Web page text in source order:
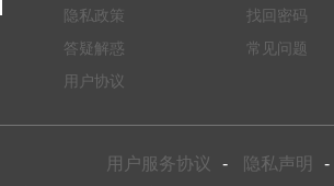
隐私政策
答疑解惑
用户协议
找回密码
常见问题
用户服务协议 - 隐私声明
-